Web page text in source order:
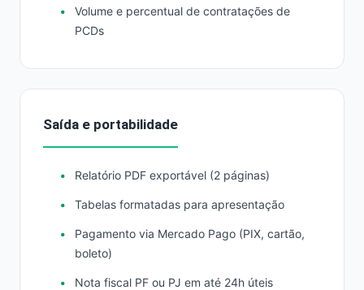
Volume e percentual de contratações de
PCDs
Saída e portabilidade
Relatório PDF exportável (2 páginas)
Tabelas formatadas para apresentação
Pagamento via Mercado Pago (PIX, cartão,
boleto)
Nota fiscal PF ou PJ em até 24h úteis